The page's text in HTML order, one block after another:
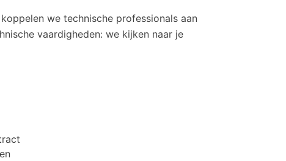
we technische professionals aan
vaardigheden: we kijken naar je